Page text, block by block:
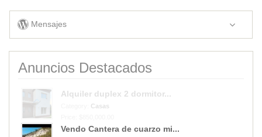
Mensajes
Anuncios Destacados
Alquiler duplex 2 dormitor...
Casas
Vendo Cantera de cuarzo mi...